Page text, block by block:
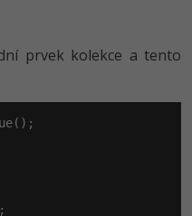
prvek kolekce a tento